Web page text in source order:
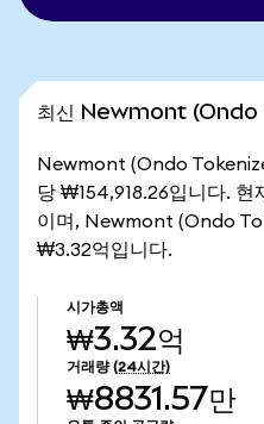
최신 Newmont (Ondo
Newmont (Ondo
당 ₩154,918.26입니다. 현
이며, Newmont (Ondo
₩3.32억입니다.
시가총액
₩3.32억
거래량 (24시간)
₩8831.57만